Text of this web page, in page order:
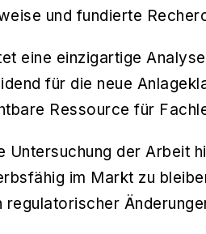
und fundierte
eine einzigartige
für die neue
Ressource für
Untersuchung der Arbeit
im Markt zu
regulatorischer